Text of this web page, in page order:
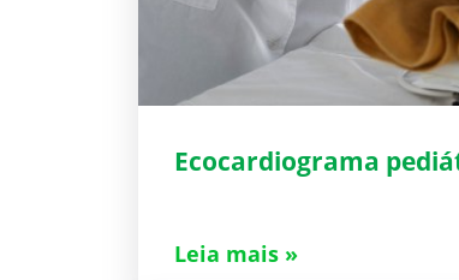
Ecocardiograma
Leia mais »